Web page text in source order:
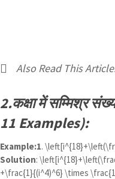
Also Read This
2.कक्षा में सम्मिश्र
11 Examples):
Example:1.
Solution:
+\frac{1}{(i^4)^6} \times